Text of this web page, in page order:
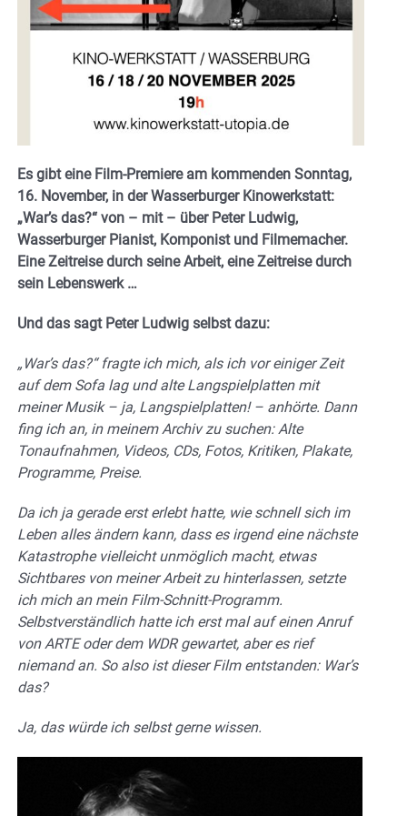
Es gibt eine Film-Premiere am kommenden Sonntag,
16. November, in der Wasserburger Kinowerkstatt:
„War’s das?“ von – mit – über Peter Ludwig,
Wasserburger Pianist, Komponist und Filmemacher.
Eine Zeitreise durch seine Arbeit, eine Zeitreise durch
sein Lebenswerk …
Und das sagt Peter Ludwig selbst dazu:
„War’s das?“ fragte ich mich, als ich vor einiger Zeit
auf dem Sofa lag und alte Langspielplatten mit
meiner Musik – ja, Langspielplatten! – anhörte. Dann
fing ich an, in meinem Archiv zu suchen: Alte
Tonaufnahmen, Videos, CDs, Fotos, Kritiken, Plakate,
Programme, Preise.
Da ich ja gerade erst erlebt hatte, wie schnell sich im
Leben alles ändern kann, dass es irgend eine nächste
Katastrophe vielleicht unmöglich macht, etwas
Sichtbares von meiner Arbeit zu hinterlassen, setzte
ich mich an mein Film-Schnitt-Programm.
Selbstverständlich hatte ich erst mal auf einen Anruf
von ARTE oder dem WDR gewartet, aber es rief
niemand an. So also ist dieser Film entstanden: War’s
das?
Ja, das würde ich selbst gerne wissen.